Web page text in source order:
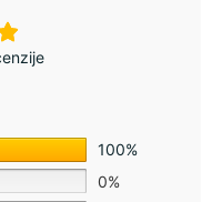
100%
0%